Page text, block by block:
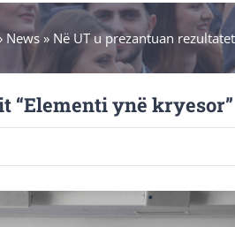
News» Në UT u prezantuan
“Elementi ynë kryesor”